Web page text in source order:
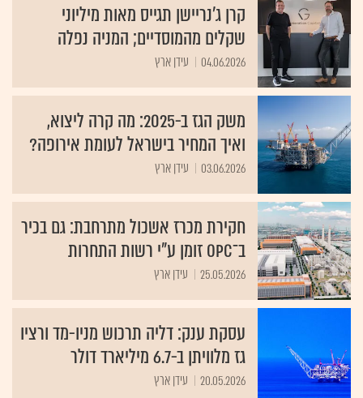
קרן ג'נריישן תגייס מאות מיליוני
שקלים מהמוסדיים; המניה נפלה
04.06.2026 עידן ארץ
משק הגז ב-2025: מה קרה ליצוא,
ואיך המחיר בישראל לעומת אירופה?
03.06.2026 עידן ארץ
חקירת מכרז אשכול מתרחבת: גם בכיר
ב־OPC זומן ע"י רשות התחרות
25.05.2026 עידן ארץ
עסקת ענק: דליה תרכוש מניו-מד ורציו
גז מלוויתן ב-6.7 מיליארד דולר
20.05.2026 עידן ארץ